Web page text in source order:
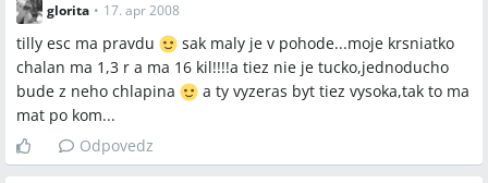
glorita • 17. apr 2008
tilly esc ma pravdu
sak maly je v pohode...moje krsniatko
chalan ma 1,3 r a ma 16 kil!!!!a tiez nie je tucko,jednoducho
bude z neho chlapina
a ty vyzeras byt tiez vysoka,tak to ma
mat po kom...
Odpovedz